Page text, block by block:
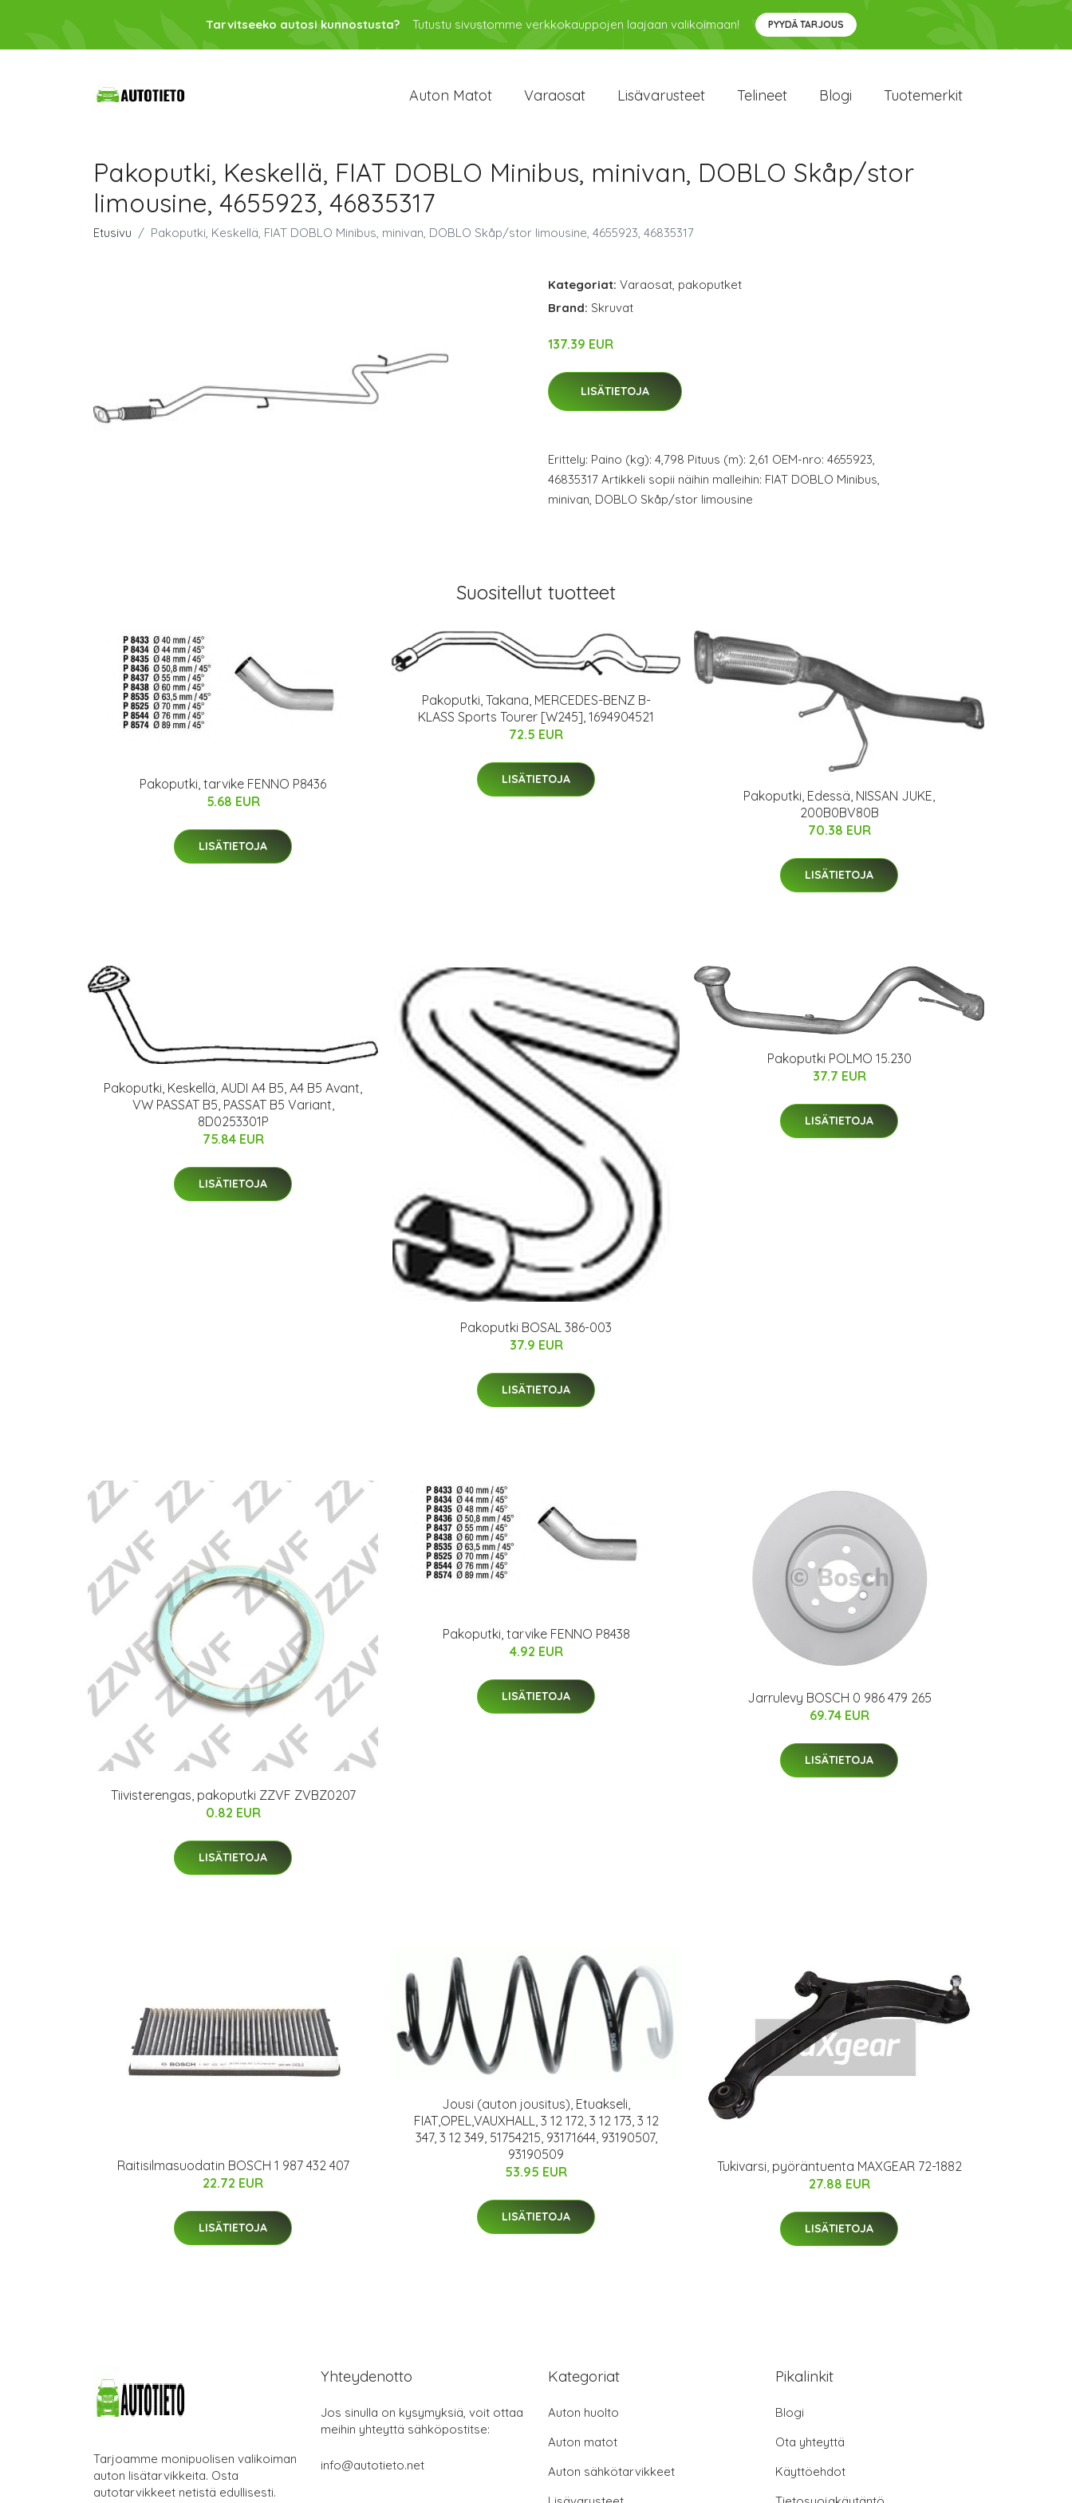
Tarvitseeko autosi kunnostusta? Tutustu sivustomme verkkokauppojen laajaan valikoimaan! PYYDÄ TARJOUS
Auton Matot Varaosat Lisävarusteet Telineet Blogi Tuotemerkit
Pakoputki, Keskellä, FIAT DOBLO Minibus, minivan, DOBLO Skåp/stor
limousine, 4655923, 46835317
Etusivu Pakoputki, Keskellä, FIAT DOBLO Minibus, minivan, DOBLO Skåp/stor limousine, 4655923, 46835317
Kategoriat: Varaosat, pakoputket
Brand: Skruvat
137.39 EUR
LISÄTIETOJA
Erittely: Paino (kg): 4,798 Pituus (m): 2,61 OEM-nro: 4655923,
46835317 Artikkeli sopii näihin malleihin: FIAT DOBLO Minibus,
minivan, DOBLO Skåp/stor limousine
Suositellut tuotteet
Pakoputki, tarvike FENNO P8436
5.68 EUR
LISÄTIETOJA
Pakoputki, Takana, MERCEDES-BENZ B-
KLASS Sports Tourer [W245], 1694904521
72.5 EUR
LISÄTIETOJA
Pakoputki, Edessä, NISSAN JUKE,
200B0BV80B
70.38 EUR
LISÄTIETOJA
Pakoputki, Keskellä, AUDI A4 B5, A4 B5 Avant,
VW PASSAT B5, PASSAT B5 Variant,
8D0253301P
75.84 EUR
LISÄTIETOJA
Pakoputki BOSAL 386-003
37.9 EUR
LISÄTIETOJA
Pakoputki POLMO 15.230
37.7 EUR
LISÄTIETOJA
Tiivisterengas, pakoputki ZZVF ZVBZ0207
0.82 EUR
LISÄTIETOJA
Pakoputki, tarvike FENNO P8438
4.92 EUR
LISÄTIETOJA
Jarrulevy BOSCH 0 986 479 265
69.74 EUR
LISÄTIETOJA
Raitisilmasuodatin BOSCH 1 987 432 407
22.72 EUR
LISÄTIETOJA
Jousi (auton jousitus), Etuakseli,
FIAT,OPEL,VAUXHALL, 3 12 172, 3 12 173, 3 12
347, 3 12 349, 51754215, 93171644, 93190507,
93190509
53.95 EUR
LISÄTIETOJA
Tukivarsi, pyöräntuenta MAXGEAR 72-1882
27.88 EUR
LISÄTIETOJA
Tarjoamme monipuolisen valikoiman
auton lisätarvikkeita. Osta
autotarvikkeet netistä edullisesti.
Yhteydenotto
Jos sinulla on kysymyksiä, voit ottaa
meihin yhteyttä sähköpostitse:
info@autotieto.net
Kategoriat
Auton huolto
Auton matot
Auton sähkötarvikkeet
Pikalinkit
Blogi
Ota yhteyttä
Käyttöehdot